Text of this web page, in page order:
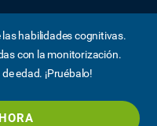
habilidades cognitivas.
con la monitorización.
edad. ¡Pruébalo!